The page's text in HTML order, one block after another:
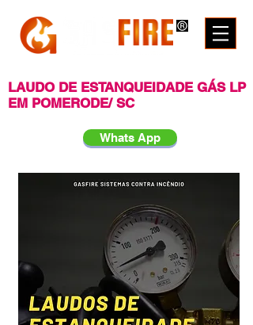
LAUDO DE ESTANQUEIDADE GÁS LP
EM POMERODE/ SC
Whats App